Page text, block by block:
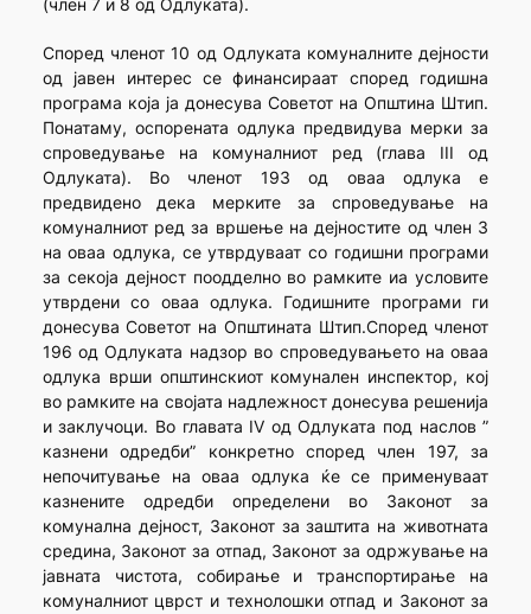
(член 7 и 8 од Одлуката).
Според членот 10 од Одлуката комуналните дејности
од јавен интерес се финансираат според годишна
програма која ја донесува Советот на Општина Штип.
Понатаму, оспорената одлука предвидува мерки за
спроведување на комуналниот ред (глава III од
Одлуката). Во членот 193 од оваа одлука е
предвидено дека мерките за спроведување на
комуналниот ред за вршење на дејностите од член 3
на оваа одлука, се утврдуваат со годишни програми
за секоја дејност поодделно во рамките иа условите
утврдени со оваа одлука. Годишните програми ги
донесува Советот на Општината Штип.Според членот
196 од Одлуката надзор во спроведувањето на оваа
одлука врши општинскиот комунален инспектор, кој
во рамките на својата надлежност донесува решенија
и заклучоци. Во главата IV од Одлуката под наслов ”
казнени одредби” конкретно според член 197, за
непочитување на оваа одлука ќе се применуваат
казнените одредби определени во Законот за
комунална дејност, Законот за заштита на животната
средина, Законот за отпад, Законот за одржување на
јавната чистота, собирање и транспортирање на
комуналниот цврст и технолошки отпад и Законот за